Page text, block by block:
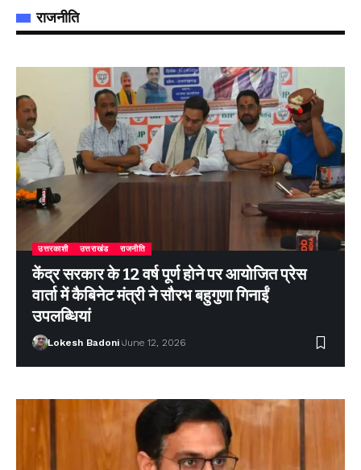
राजनीति
उत्तरकाशी उत्तराखंड राजनीति
केंद्र सरकार के 12 वर्ष पूर्ण होने पर आयोजित प्रेस
वार्ता में कैबिनेट मंत्री ने सौरभ बहुगुणा गिनाईं
उपलब्धियां
Lokesh Badoni June 12, 2026